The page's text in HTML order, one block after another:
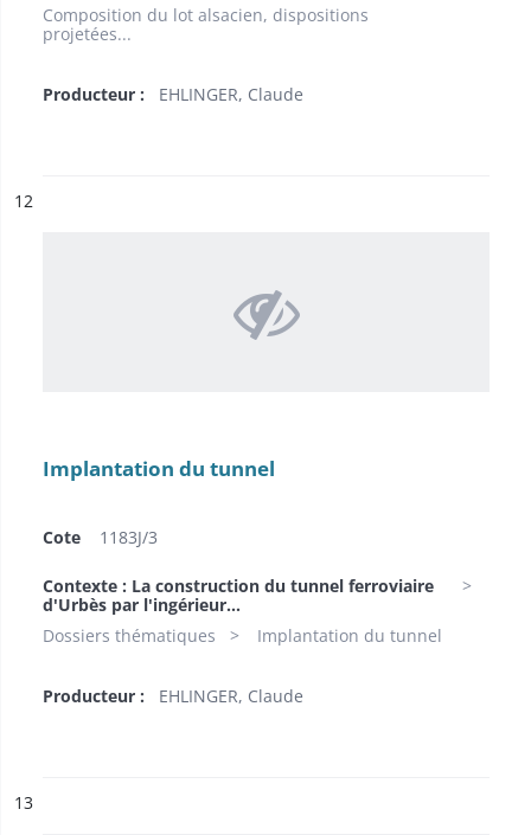
Composition du lot alsacien, dispositions
projetées...
Producteur : EHLINGER, Claude
n°
12
Implantation du tunnel
Cote 1183J/3
Contexte : La construction du tunnel ferroviaire
d'Urbès par l'ingérieur...
Dossiers thématiques
Implantation du tunnel
Producteur : EHLINGER, Claude
n°
13